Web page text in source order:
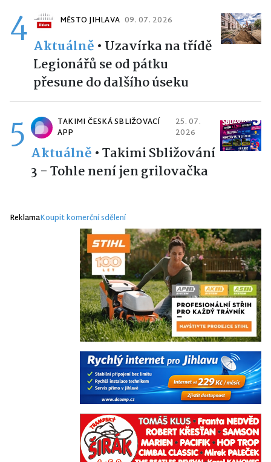
4 MĚSTO JIHLAVA 09. 07. 2026
Aktuálně • Uzavírka na třídě
Legionářů se od pátku
přesune do dalšího úseku
5
TAKIMI ČESKÁ SBLIŽOVACÍ
APP
25. 07.
2026
Aktuálně •Takimi Sbližování
3 - Tohle není jen grilovačka
ReklamaKoupit komerční sdělení